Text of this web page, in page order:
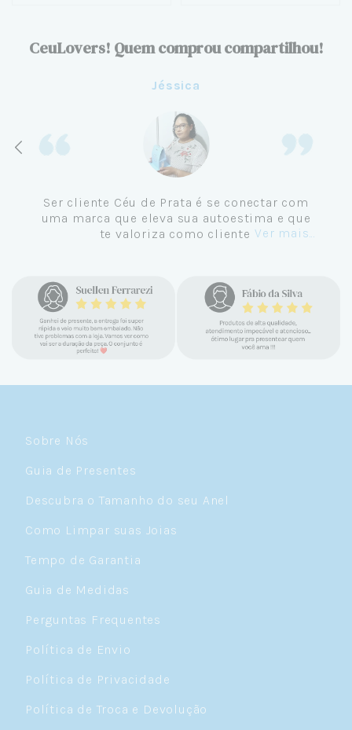
CeuLovers! Quem comprou compartilhou!
Aline
Me tornei cliente da Céu de Prata em
Setembro de 2024 e não me vejo
comprando em outro lugar. Eu sempre amei
encontrar a Céu. Atendimento
personalizado, verdadeiras jóias prata 925,
mimos e brindes incríveis. Virei cliente fiel
e amo demais as pratas que são lindas, tem
um brilho incrível e preço super justo. Fora
Sobre Nós
Guia de Presentes
Descubra o Tamanho do seu Anel
Como Limpar suas Joias
Tempo de Garantia
Guia de Medidas
Perguntas Frequentes
Política de Envio
Política de Privacidade
Política de Troca e Devolução